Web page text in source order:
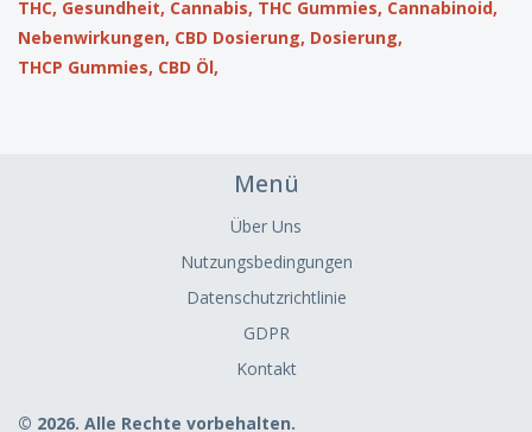
THC, Gesundheit, Cannabis, THC Gummies, Cannabinoid,
Nebenwirkungen, CBD Dosierung, Dosierung,
THCP Gummies, CBD Öl,
Menü
Über Uns
Nutzungsbedingungen
Datenschutzrichtlinie
GDPR
Kontakt
© 2026. Alle Rechte vorbehalten.